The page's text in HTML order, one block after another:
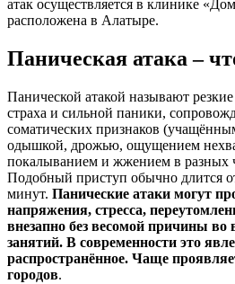
атак осуществляется в клинике
расположена в Алатыре.
Паническая атака –
Панической атакой называют
страха и сильной паники,
соматических признаков
одышкой, дрожью, ощущением
покалыванием и жжением в разных
Подобный приступ обычно длится
минут. Панические атаки могут
напряжения, стресса,
внезапно без весомой причины
занятий. В современности это
распространённое. Чаще
городов.